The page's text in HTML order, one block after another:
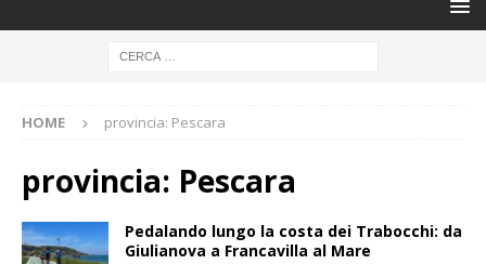
HOME provincia: Pescara
provincia: Pescara
Pedalando lungo la costa dei Trabocchi: da
Giulianova a Francavilla al Mare